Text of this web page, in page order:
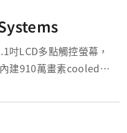
吋LCD多點觸控螢幕，
建910萬畫素cooled
最佳曝光時間，同時